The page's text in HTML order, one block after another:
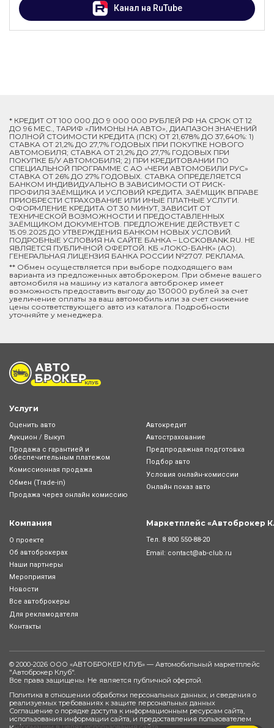
Канал на RuTube
* КРЕДИТ ОТ 100 000 ДО 9 000 000 РУБЛЕЙ РФ НА СРОК ОТ 12
ДО 96 МЕС., ТАРИФ «ЛИМОНЫ НА АВТО», ДИАПАЗОН ЗНАЧЕНИЙ
ПОЛНОЙ СТОИМОСТИ КРЕДИТА (ПСК) ОТ 21,678% ДО 37,640%: 1)
СТАВКА ОТ 21,2% ДО 27,7% ГОДОВЫХ ПРИ ПОКУПКЕ НОВОГО
АВТОМОБИЛЯ; СТАВКА ОТ 21,2% ДО 27,7% ГОДОВЫХ ПРИ
ПОКУПКЕ Б/У АВТОМОБИЛЯ; 2) ПРИ КРЕДИТОВАНИИ ПО
СПЕЦИАЛЬНОЙ ПРОГРАММЕ C АО «ЧЕРИ АВТОМОБИЛИ РУС»
СТАВКА ОТ 26% ДО 27% ГОДОВЫХ. СТАВКА ОПРЕДЕЛЯЕТСЯ
БАНКОМ ИНДИВИДУАЛЬНО В ЗАВИСИМОСТИ ОТ РИСК-
ПРОФИЛЯ ЗАЁМЩИКА И УСЛОВИЙ КРЕДИТА. ЗАЁМЩИК ВПРАВЕ
ПРИОБРЕСТИ СТРАХОВАНИЕ ИЛИ ИНЫЕ ПЛАТНЫЕ УСЛУГИ.
ОФОРМЛЕНИЕ КРЕДИТА ОТ 30 МИНУТ, ЗАВИСИТ ОТ
ТЕХНИЧЕСКОЙ ВОЗМОЖНОСТИ И ПРЕДОСТАВЛЕННЫХ
ЗАЁМЩИКОМ ДОКУМЕНТОВ. ПРЕДЛОЖЕНИЕ ДЕЙСТВУЕТ С
15.09.2025 ДО УТВЕРЖДЕНИЯ БАНКОМ НОВЫХ УСЛОВИЙ.
ПОДРОБНЫЕ УСЛОВИЯ НА САЙТЕ БАНКА – LOCKOBANK.RU. НЕ
ЯВЛЯЕТСЯ ПУБЛИЧНОЙ ОФЕРТОЙ. КБ «ЛОКО-БАНК» (АО).
ГЕНЕРАЛЬНАЯ ЛИЦЕНЗИЯ БАНКА РОССИИ №2707. РЕКЛАМА.
** Обмен осуществляется при выборе подходящего вам
варианта из предложенных автоброкером. При обмене вашего
автомобиля на машину из каталога автоброкер имеет
возможность предоставить выгоду до 130000 рублей за счет
увеличение оплаты за ваш автомобиль или за счет снижение
цены соответствующего авто из каталога. Подробности
уточняйте у менеджера.
Услуги
Оценить авто
Аукцион / Выкуп
Продажа с гарантией и
обеспечительным платежом
Комиссионная продажа
Обмен (Trade-in)
Продажа через онлайн комиссию
Автокредит
Автострахование
Предпродажная подготовка
Подбор авто
Условия онлайн-комиcсии
Онлайн показ авто
Компания
О проекте
Об автоброкерах
Наши партнеры
Мероприятия
Новости
Все автоброкеры
Для рекламодателя
Контакты
Маркетплейс «Автоброкер
Тел. 8 800 550-88-20
Email: contact@ab-club.ru
© 2000-2026 ООО «АВТОБРОКЕР КЛУБ» — Автомобильный маркетплейс
"Автоброкер Клуб".
Все права защищены. Не является публичной офертой.
Политика в отношении обработки персональных данных, и сведения о
реализуемых требованиях к защите персональных данных
Соглашение о порядке доступа к информационным ресурсам сайта,
использования информации сайта, и предоставления пользователем